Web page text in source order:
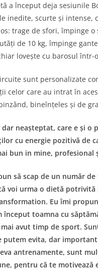
a început deja sesiunile
inedite, scurte și intense,
trage de sfori, împinge
de 10 kg, împinge
lovește cu barosul într-
sunt personalizate
celor care au intrat în
bineînțeles și de
neașteptat, care e și o
cu energie pozitivă de
bun in mine, profesional
să scap de un număr
voi urma o dietă
Eu îmi
început toamna cu
avut timp de sport.
putem evita, dar
antrenamente, sunt
pentru că te motivează